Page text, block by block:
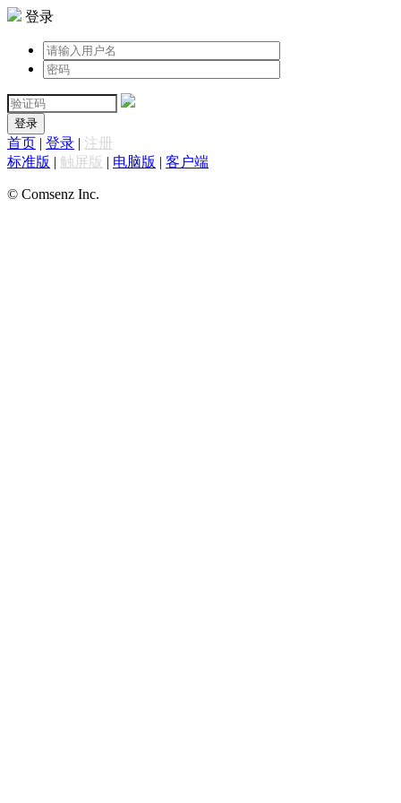
登录
登录
首页 | 登录 | 注册
标准版 | 触屏版 | 电脑版 | 客户端
© Comsenz Inc.